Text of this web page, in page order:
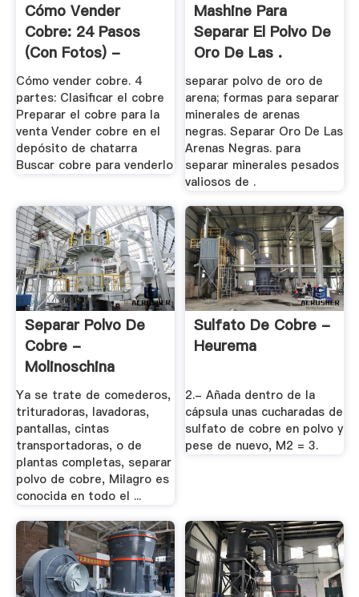
Cómo Vender
Cobre: 24 Pasos
(con Fotos) -
WikiHow
Cómo vender cobre. 4
partes: Clasificar el cobre
Preparar el cobre para la
venta Vender cobre en el
depósito de chatarra
Buscar cobre para venderlo
Mashine Para
Separar El Polvo De
Oro De Las .
separar polvo de oro de
arena; formas para separar
minerales de arenas
negras. Separar Oro De Las
Arenas Negras. para
separar minerales pesados
valiosos de .
Separar Polvo De
Cobre -
Molinoschina
Ya se trate de comederos,
trituradoras, lavadoras,
pantallas, cintas
transportadoras, o de
plantas completas, separar
polvo de cobre, Milagro es
conocida en todo el ...
Sulfato De Cobre -
Heurema
2.- Añada dentro de la
cápsula unas cucharadas de
sulfato de cobre en polvo y
pese de nuevo, M2 = 3.